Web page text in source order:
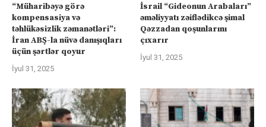
“Müharibəyə görə
kompensasiya və
təhlükəsizlik zəmanətləri”:
İran ABŞ-la nüvə danışıqları
üçün şərtlər qoyur
İyul 31, 2025
İsrail “Gideonun Arabaları”
əməliyyatı zəiflədikcə şimal
Qəzzadan qoşunlarını
çıxarır
İyul 31, 2025